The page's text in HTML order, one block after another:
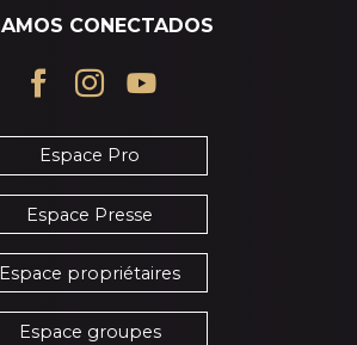
CONECTADOS
Espace Pro
Espace Presse
Espace propriétaires
Espace groupes